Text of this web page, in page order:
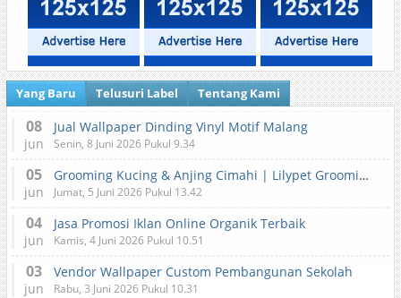
Yang Baru Telusuri Label Tentang Kami
08
jun
Jual Wallpaper Dinding Vinyl Motif Malang
Senin, 8 Juni 2026 Pukul 9.34
05
jun
Grooming Kucing & Anjing Cimahi | Lilypet Grooming & Pet Hotel
Jumat, 5 Juni 2026 Pukul 13.42
04
jun
Jasa Promosi Iklan Online Organik Terbaik
Kamis, 4 Juni 2026 Pukul 10.51
03
jun
Vendor Wallpaper Custom Pembangunan Sekolah
Rabu, 3 Juni 2026 Pukul 10.31